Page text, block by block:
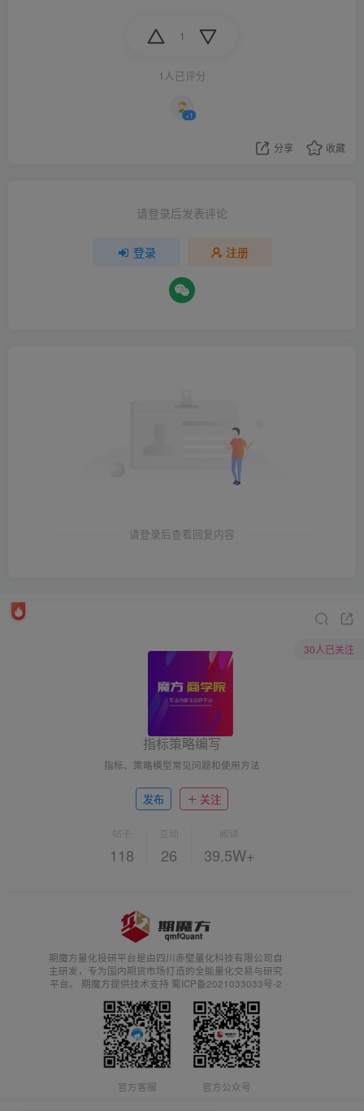
1
1人已评分
+1
分享 收藏
请登录后发表评论
登录 注册
请登录后查看回复内容
30人已关注
指标策略编写
指标、策略模型常见问题和使用方法
发布 关注
帖子
118
互动
26
阅读
39.5W+
期魔方量化投研平台是由四川赤壁量化科技有限公司自
主研发，专为国内期货市场打造的全能量化交易与研究
平台。 期魔方提供技术支持 蜀ICP备2021033033号-2
官方客服 官方公众号